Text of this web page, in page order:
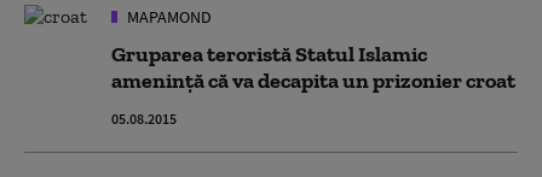
MAPAMOND
Gruparea teroristă Statul Islamic
amenință că va decapita un prizonier croat
05.08.2015